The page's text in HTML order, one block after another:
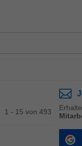
1 - 15 von 493